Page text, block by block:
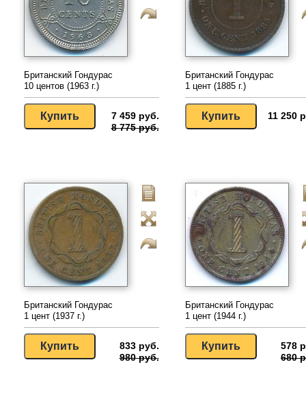
Британский Гондурас
10 центов (1963 г.)
7 459 руб.
8 775 руб.
Британский Гондурас
1 цент (1885 г.)
11 250
Британский Гондурас
1 цент (1937 г.)
833 руб.
980 руб.
Британский Гондурас
1 цент (1944 г.)
578
680